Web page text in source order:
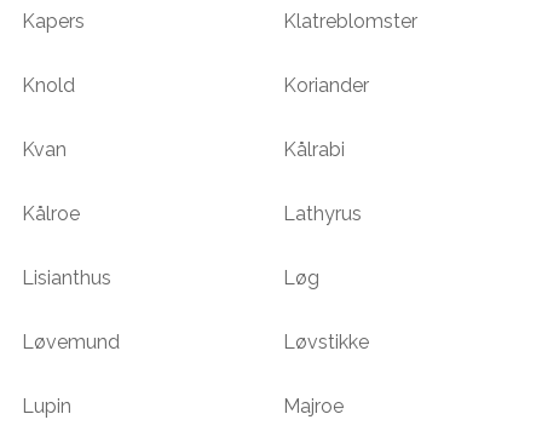
Kapers Klatreblomster
Knold Koriander
Kvan Kålrabi
Kålroe Lathyrus
Lisianthus Løg
Løvemund Løvstikke
Lupin Majroe